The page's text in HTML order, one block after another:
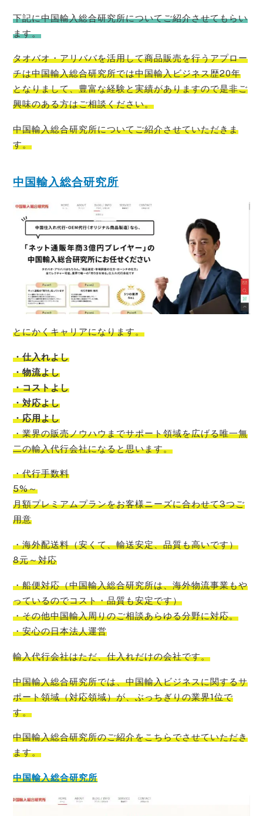
下記に中国輸入総合研究所についてご紹介させてもらい
ます。
タオバオ・アリババを活用して商品販売を行うアプロー
チは中国輸入総合研究所では中国輸入ビジネス歴20年
となりまして、豊富な経験と実績がありますので是非ご
興味のある方はご相談ください。
中国輸入総合研究所についてご紹介させていただきま
す。
中国輸入総合研究所
とにかくキャリアになります。
・仕入れよし
・物流よし
・コストよし
・対応よし
・応用よし
・業界の販売ノウハウまでサポート領域を広げる唯一無
二の輸入代行会社になると思います。
・代行手数料
5%～
月額プレミアムプランをお客様ニーズに合わせて3つご
用意
・海外配送料（安くて、輸送安定、品質も高いです）
8元～対応
・船便対応（中国輸入総合研究所は、海外物流事業もや
っているのでコスト・品質も安定です）
・その他中国輸入周りのご相談あらゆる分野に対応。
・安心の日本法人運営
輸入代行会社はただ、仕入れだけの会社です。
中国輸入総合研究所では、中国輸入ビジネスに関するサ
ポート領域（対応領域）が、ぶっちぎりの業界1位で
す。
中国輸入総合研究所のご紹介をこちらでさせていただき
ます。
中国輸入総合研究所